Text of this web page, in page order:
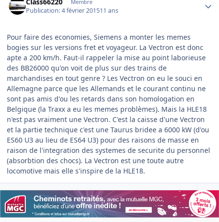
Membre
Publication:4 février 201511 ans
Pour faire des economies, Siemens a monter les memes
bogies sur les versions fret et voyageur. La Vectron est donc
apte a 200 km/h. Faut-il rappeler la mise au point laborieuse
des BB26000 qu'on voit de plus sur des trains de
marchandises en tout genre ? Les Vectron on eu le souci en
Allemagne parce que les Allemands et le courant continu ne
sont pas amis d'ou les retards dans son homologation en
Belgique (la Traxx a eu les memes problèmes). Mais la HLE18
n'est pas vraiment une Vectron. C'est la caisse d'une Vectron
et la partie technique c'est une Taurus bridee a 6000 kW (d'ou
ES60 U3 au lieu de ES64 U3) pour des raisons de masse en
raison de l'integration des systemes de securite du personnel
(absorbtion des chocs). La Vectron est une toute autre
locomotive mais elle s'inspire de la HLE18.